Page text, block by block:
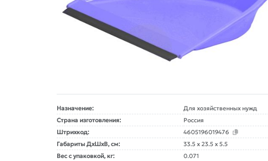
Назначение:
Для хозяйственных нужд
Страна изготовления:
Россия
Штрихкод:
4605196019476
Габариты ДxШxВ, см:
33.5 x 23.5 x 5.5
Вес с упаковкой, кг:
0.071